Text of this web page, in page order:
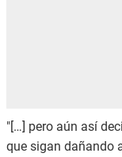
"[…] pero aún así
que sigan dañando